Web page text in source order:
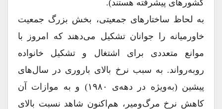
کشورهای پیشرفته هستند).
به لحاظ ساختارهای جمعیتی، بخش بزرگ جمعیت
خاورمیانه را جوانان تشکیل می‌دهند که امروز با
موانع متعددی برای اشتغال و تشکیل خانواده
روبه‌رواند. به سبب نرخ بالای باروری در سال‌های
پیشین (به‌ویژه در دهه‌ی ۱۹۸۰) و به موازات آن
کاهش نرخ مرگ‌ومیر، هم‌اکنون شاهد نسبت بالای